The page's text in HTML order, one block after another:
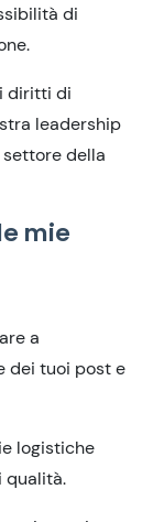
di
diritti di
leadership
della
mie
a
dei tuoi post e
logistiche
qualità.